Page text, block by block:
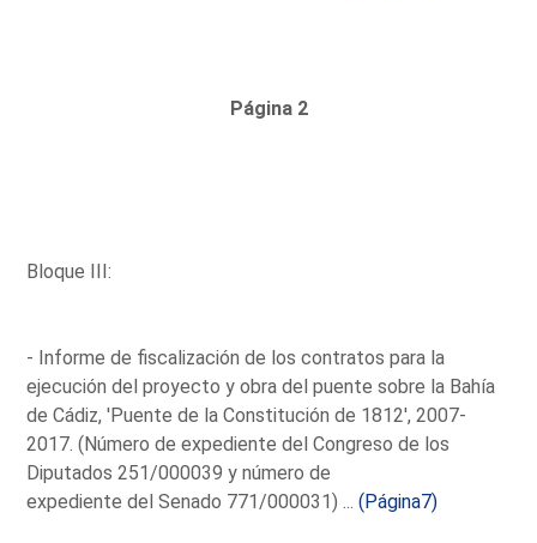
Página 2
Bloque III:
- Informe de fiscalización de los contratos para la
ejecución del proyecto y obra del puente sobre la Bahía
de Cádiz, 'Puente de la Constitución de 1812', 2007-
2017. (Número de expediente del Congreso de los
Diputados 251/000039 y número de
expediente del Senado 771/000031) ...(Página7)